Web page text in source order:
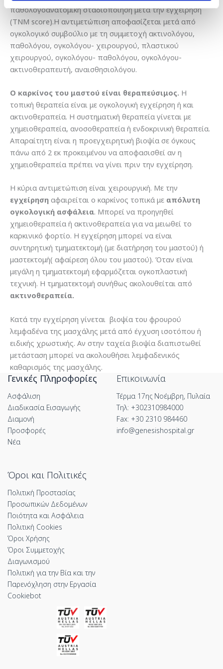
παθολογοανατομική σταδιοποίηση μετά την εγχείρηση
(ΤΝΜ score).Η αντιμετώπιση αποφασίζεται μετά από
ογκολογικό συμβούλιο με τη συμμετοχή ακτινολόγου,
παθολόγου, ογκολόγου- χειρουργού, πλαστικού
χειρουργού, ογκολόγου- παθολόγου, ογκολόγου-
ακτινοθεραπευτή, αναισθησιολόγου.
Ο καρκίνος του μαστού είναι θεραπεύσιμος. Η
τοπική θεραπεία είναι με ογκολογική εγχείρηση ή και
ακτινοθεραπεία. Η συστηματική θεραπεία γίνεται με
χημειοθεραπεία, ανοσοθεραπεία ή ενδοκρινική θεραπεία.
Απαραίτητη είναι η προεγχειρητική βιοψία σε όγκους
πάνω από 2 εκ προκειμένου να αποφασισθεί αν η
χημειοθεραπεία πρέπει να γίνει πριν την εγχείρηση.
Η κύρια αντιμετώπιση είναι χειρουργική. Με την
εγχείρηση αφαιρείται ο καρκίνος τοπικά με απόλυτη
ογκολογική ασφάλεια. Μπορεί να προηγηθεί
χημειοθεραπεία ή ακτινοθεραπεία για να μειωθεί το
καρκινικό φορτίο. Η εγχείρηση μπορεί να είναι
συντηρητική τμηματεκτομή (με διατήρηση του μαστού) ή
μαστεκτομή( αφαίρεση όλου του μαστού). Όταν είναι
μεγάλη η τμηματεκτομή εφαρμόζεται ογκοπλαστική
τεχνική. Η τμηματεκτομή συνήθως ακολουθείται από
ακτινοθεραπεία.
Κατά την εγχείρηση γίνεται βιοψία του φρουρού
λεμφαδένα της μασχάλης μετά από έγχυση ισοτόπου ή
ειδικής χρωστικής. Αν στην ταχεία βιοψία διαπιστωθεί
μετάσταση μπορεί να ακολουθήσει λεμφαδενικός
καθαρισμός της μασχάλης.
Γενικές Πληροφορίες
Ασφάλιση
Διαδικασία Εισαγωγής
Διαμονή
Προσφορές
Νέα
Επικοινωνία
Τέρμα 17ης Νοέμβρη, Πυλαία
Τηλ: +302310984000
Fax: +30 2310 984460
info@genesishospital.gr
Όροι και Πολιτικές
Πολιτική Προστασίας
Προσωπικών Δεδομένων
Ποιότητα και Ασφάλεια
Πολιτική Cookies
Όροι Χρήσης
Όροι Συμμετοχής
Διαγωνισμού
Πολιτική για την Βία και την
Παρενόχληση στην Εργασία
Cookiebot